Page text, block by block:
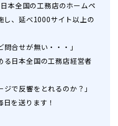
本全国の工務店のホームペ
し、延べ1000サイト以上の
問合せが無い・・・」
る日本全国の工務店経営者
ジで反響をとれるのか？」
を送ります！